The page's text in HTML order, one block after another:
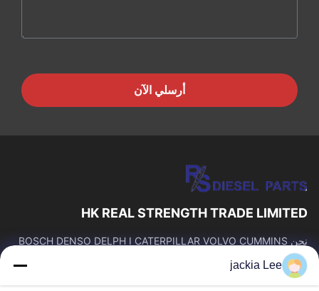
أرسلي الآن
HK REAL STRENGTH TRADE LIMITED
نحن BOSCH DENSO DELPH I CATERPILLAR VOLVO CUMMINS
9523.
روابط سريعة
jackia Lee